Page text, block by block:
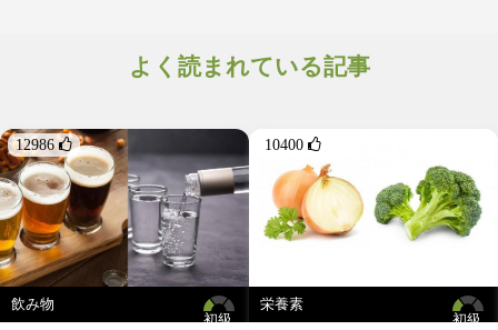
よく読まれている記事
12986 
初級
飲み物
10400 
初級
栄養素